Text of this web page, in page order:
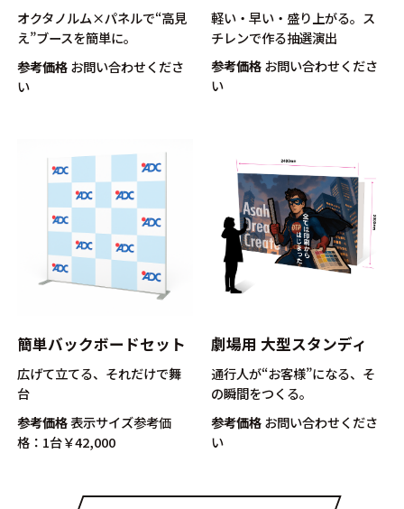
オクタノルム×パネルで“高見
え”ブースを簡単に。
参考価格お問い合わせくださ
い
軽い・早い・盛り上がる。ス
チレンで作る抽選演出
参考価格お問い合わせくださ
い
簡単バックボードセット
広げて立てる、それだけで舞
台
参考価格表示サイズ参考価
格：1台￥42,000
劇場用 大型スタンディ
通行人が“お客様”になる、そ
の瞬間をつくる。
参考価格お問い合わせくださ
い